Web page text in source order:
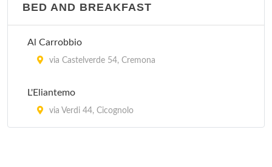
BED AND BREAKFAST
Al Carrobbio
via Castelverde 54, Cremona
L'Eliantemo
via Verdi 44, Cicognolo